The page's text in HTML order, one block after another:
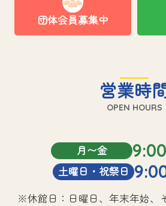
団体会員募集中
営業時
OPEN HOURS
月〜金
土曜日・祝祭日
※休館日：日曜日、年末年始、